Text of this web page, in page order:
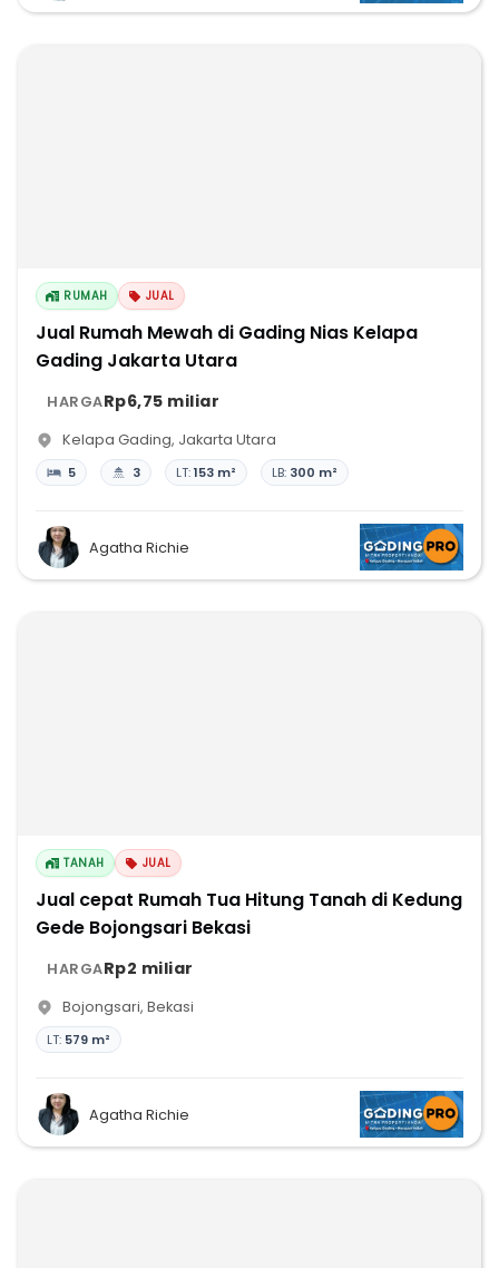
RUMAH JUAL
Jual Rumah Mewah di Gading Nias Kelapa
Gading Jakarta Utara
HARGARp6,75 miliar
Kelapa Gading, Jakarta Utara
5 3 LT:153 m² LB: 300 m²
Agatha Richie
TANAH JUAL
Jual cepat Rumah Tua Hitung Tanah di Kedung
Gede Bojongsari Bekasi
HARGARp2 miliar
Bojongsari, Bekasi
LT: 579 m²
Agatha Richie